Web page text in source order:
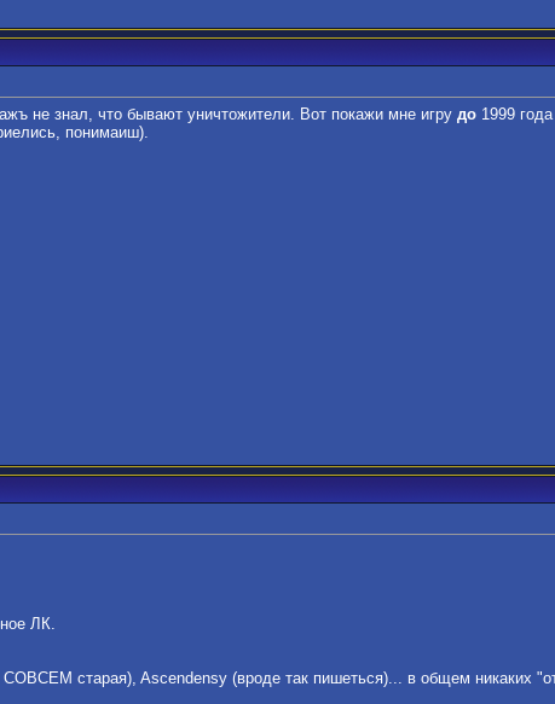
не знал, что бывают уничтожители. Вот покажи мне игру до 1999
понимаиш).
ЛК.
старая), Ascendensy (вроде так пишеться)... в общем никаких